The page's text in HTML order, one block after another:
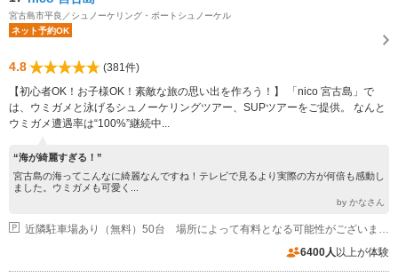
宮古島市平良／シュノーケリング・ボートシュノーケル
ネット予約OK
4.8
(381件)
【初心者OK！お子様OK！素敵な旅の思い出を作ろう！】 「nico 宮古島」で
は、ウミガメと泳げるシュノーケリングツアー、SUPツアーをご提供。 なんと
ウミガメ遭遇率は“100%”継続中...
“海が綺麗すぎる！”
宮古島の海ってこんなに綺麗なんですね！テレビで見るより実際の方が何倍も感動し
ました。ウミガメも可愛く...
by かなさん
6400人 以上が体験